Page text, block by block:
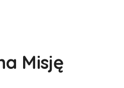
Misję